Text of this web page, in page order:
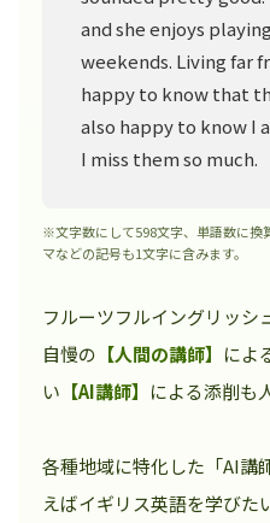
and she enjoys
weekends. Living far
happy to know that
also happy to know I
I miss them so much.
※文字数にして598文字、単語数に換
マなどの記号も1文字に含みます。
フルーツフルイングリッシ
自慢の 【人間の講師】 によ
い 【AI講師】 による添削も
各種地域に特化した「AI講
えばイギリス英語を学び